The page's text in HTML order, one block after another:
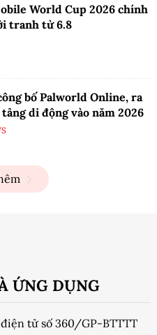
World Cup 2026 chính
tranh từ 6.8
bố Palworld Online, ra
di động vào năm 2026
ỨNG DỤNG
tử số 360/GP-BTTTT